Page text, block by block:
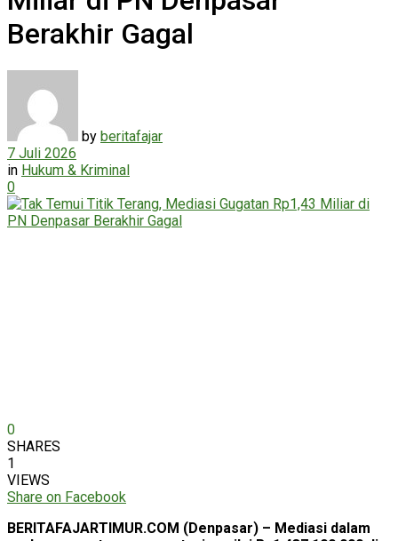
Berakhir Gagal
by beritafajar
7 Juli 2026
in Hukum & Kriminal
0
0
SHARES
1
VIEWS
Share on Facebook
BERITAFAJARTIMUR.COM (Denpasar) – Mediasi dalam